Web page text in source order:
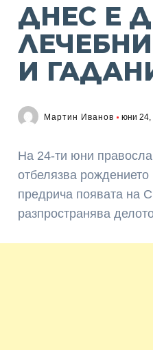
ДНЕС Е
И
Мартин Иванов юни 24,
На 24-ти юни
отбелязва
предрича появата на
разпространява